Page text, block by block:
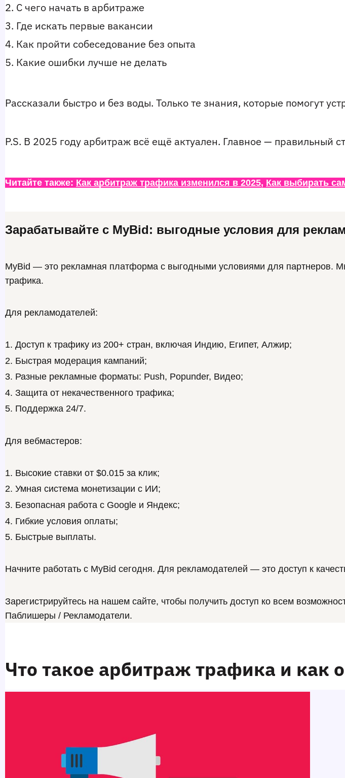
2. С чего начать в арбитраже
3. Где искать первые вакансии
4. Как пройти собеседование без опыта
5. Какие ошибки лучше не делать
Рассказали быстро и без воды. Только те знания, которые помогут
P.S. В 2025 году арбитраж всё ещё актуален. Главное — правильный
Читайте также: Как арбитраж трафика изменился в 2025, Как выбирать
Зарабатывайте с MyBid: выгодные условия для
MyBid — это рекламная платформа с выгодными условиями для партнеров.
трафика.
Для рекламодателей:
1. Доступ к трафику из 200+ стран, включая Индию, Египет, Алжир;
2. Быстрая модерация кампаний;
3. Разные рекламные форматы: Push, Popunder, Видео;
4. Защита от некачественного трафика;
5. Поддержка 24/7.
Для вебмастеров:
1. Высокие ставки от $0.015 за клик;
2. Умная система монетизации с ИИ;
3. Безопасная работа с Google и Яндекс;
4. Гибкие условия оплаты;
5. Быстрые выплаты.
Начните работать с MyBid сегодня. Для рекламодателей — это доступ к
Зарегистрируйтесь на нашем сайте, чтобы получить доступ ко всем
Паблишеры / Рекламодатели.
Что такое арбитраж трафика и как